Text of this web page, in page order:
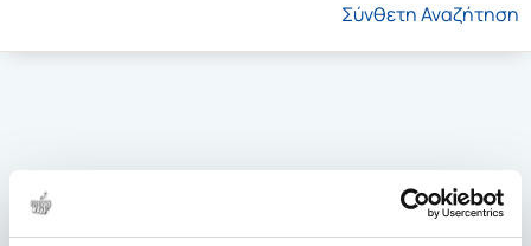
Σύνθετη Αναζήτηση